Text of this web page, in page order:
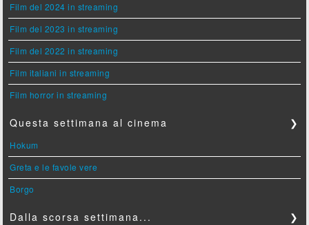
Film del 2024 in streaming
Film del 2023 in streaming
Film del 2022 in streaming
Film italiani in streaming
Film horror in streaming
Questa settimana al cinema ❯
Hokum
Greta e le favole vere
Borgo
Dalla scorsa settimana... ❯